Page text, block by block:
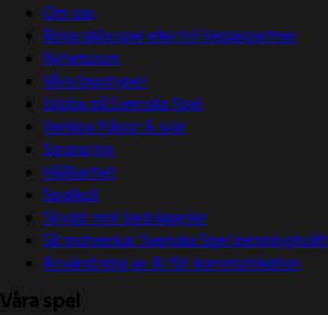
Om oss
Börja sälja spel eller bli Vegaspartner
Nyhetsrum
Våra logotyper
Jobba på Svenska Spel
Vanliga frågor & svar
Sponsring
Hållbarhet
Spelkoll
Skydd mot bedrägerier
Så motverkar Svenska Spel penningtvätt
Användning av AI för kommunikation
Våra spel